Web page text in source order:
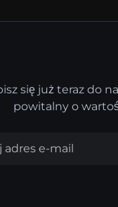
się już teraz do
powitalny o